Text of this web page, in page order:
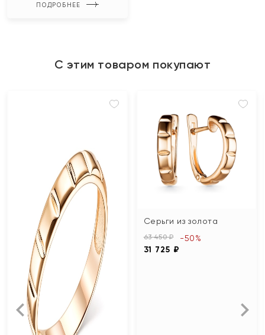
ПОДРОБНЕЕ
С этим товаром покупают
Серьги из золота
63 450 ₽
31 725 ₽
-50%